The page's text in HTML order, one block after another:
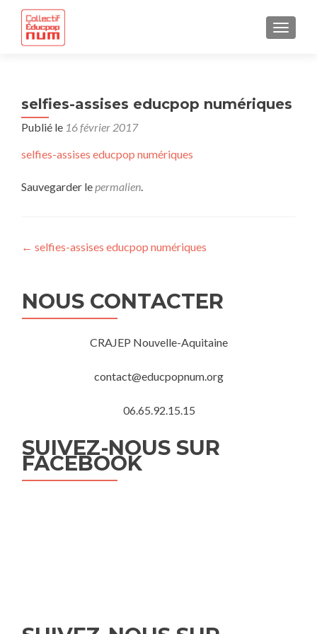
selfies-assises educpop numériques
Publié le 16 février 2017
selfies-assises educpop numériques
Sauvegarder lepermalien.
Navigation
l’article
← selfies-assises educpop numériques
NOUS CONTACTER
CRAJEP Nouvelle-Aquitaine
contact@educpopnum.org
06.65.92.15.15
SUIVEZ-NOUS SUR
FACEBOOK